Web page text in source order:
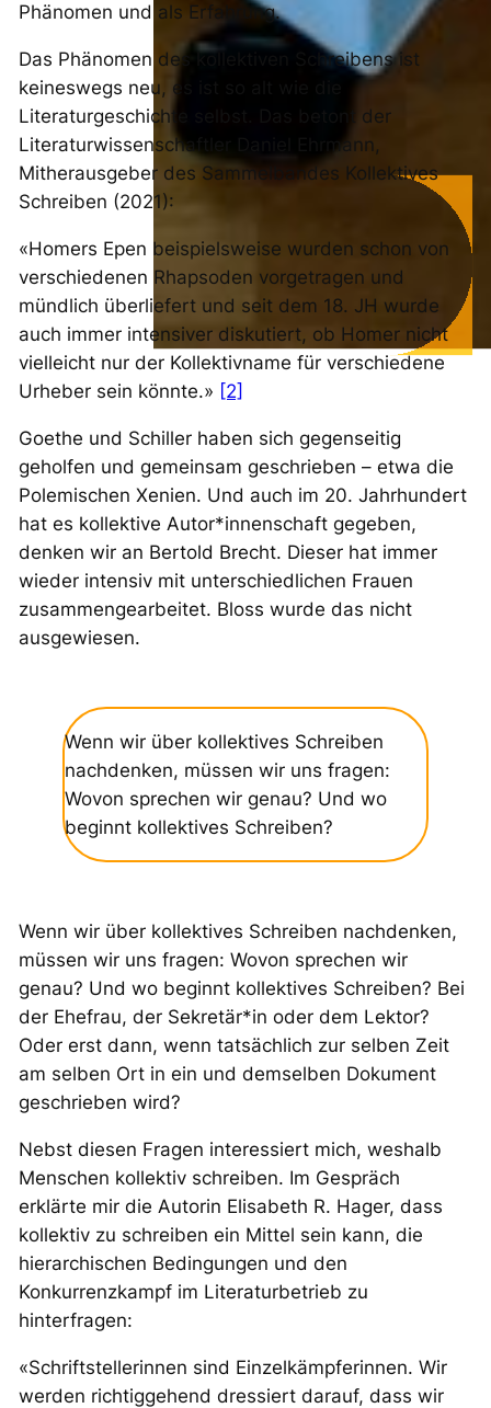
Phänomen und als Erfahrung.
Das Phänomen des kollektiven Schreibens ist
keineswegs neu, es ist so alt wie die
Literaturgeschichte selbst. Das betont der
Literaturwissenschaftler Daniel Ehrmann,
Mitherausgeber des Sammelbandes Kollektives
Schreiben (2021):
«Homers Epen beispielsweise wurden schon von
verschiedenen Rhapsoden vorgetragen und
mündlich überliefert und seit dem 18. JH wurde
auch immer intensiver diskutiert, ob Homer nicht
vielleicht nur der Kollektivname für verschiedene
Urheber sein könnte.» [2]
Goethe und Schiller haben sich gegenseitig
geholfen und gemeinsam geschrieben – etwa die
Polemischen Xenien. Und auch im 20. Jahrhundert
hat es kollektive Autor*innenschaft gegeben,
denken wir an Bertold Brecht. Dieser hat immer
wieder intensiv mit unterschiedlichen Frauen
zusammengearbeitet. Bloss wurde das nicht
ausgewiesen.
Wenn wir über kollektives Schreiben
nachdenken, müssen wir uns fragen:
Wovon sprechen wir genau? Und wo
beginnt kollektives Schreiben?
Wenn wir über kollektives Schreiben nachdenken,
müssen wir uns fragen: Wovon sprechen wir
genau? Und wo beginnt kollektives Schreiben? Bei
der Ehefrau, der Sekretär*in oder dem Lektor?
Oder erst dann, wenn tatsächlich zur selben Zeit
am selben Ort in ein und demselben Dokument
geschrieben wird?
Nebst diesen Fragen interessiert mich, weshalb
Menschen kollektiv schreiben. Im Gespräch
erklärte mir die Autorin Elisabeth R. Hager, dass
kollektiv zu schreiben ein Mittel sein kann, die
hierarchischen Bedingungen und den
Konkurrenzkampf im Literaturbetrieb zu
hinterfragen:
«Schriftstellerinnen sind Einzelkämpferinnen. Wir
werden richtiggehend dressiert darauf, dass wir